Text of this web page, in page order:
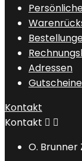
Adressen
Gutscheine
Kontakt
Kontakt  
O. Brunner